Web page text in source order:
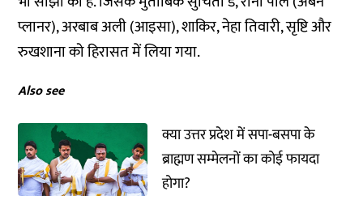
प्लानर), अरबाब अली (आइसा), शाकिर, नेहा तिवारी, सृष्टि और
रुखशाना को हिरासत में लिया गया.
Also see
क्या उत्तर प्रदेश में सपा-बसपा के
ब्राह्मण सम्मेलनों का कोई फायदा
होगा?